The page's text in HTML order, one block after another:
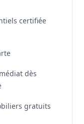
certifiée
dès
gratuits